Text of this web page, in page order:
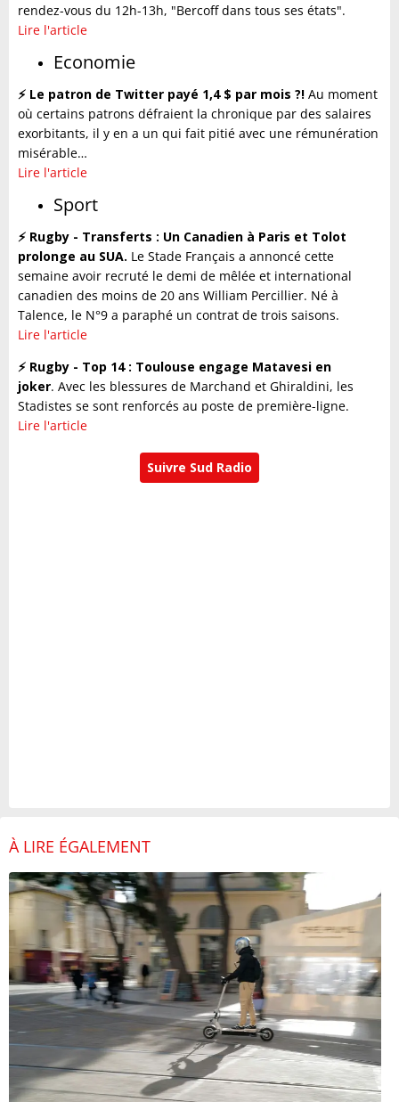
rendez-vous du 12h-13h, "Bercoff dans tous ses états".
Lire l'article
Economie
⚡️ Le patron de Twitter payé 1,4 $ par mois ?! Au moment
où certains patrons défraient la chronique par des salaires
exorbitants, il y en a un qui fait pitié avec une rémunération
misérable…
Lire l'article
Sport
⚡️ Rugby - Transferts : Un Canadien à Paris et Tolot
prolonge au SUA. Le Stade Français a annoncé cette
semaine avoir recruté le demi de mêlée et international
canadien des moins de 20 ans William Percillier. Né à
Talence, le N°9 a paraphé un contrat de trois saisons.
Lire l'article
⚡️ Rugby - Top 14 : Toulouse engage Matavesi en
joker. Avec les blessures de Marchand et Ghiraldini, les
Stadistes se sont renforcés au poste de première-ligne.
Lire l'article
Suivre Sud Radio
À LIRE ÉGALEMENT